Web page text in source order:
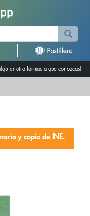
otra farmacia que conozcas!
y copia de INE.